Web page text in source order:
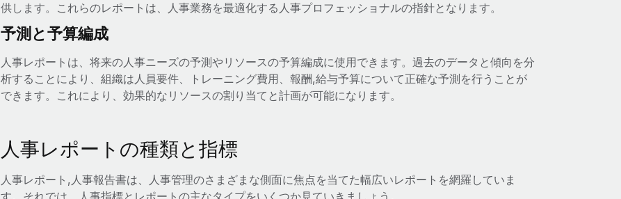
供します。これらのレポートは、人事業務を最適化する人事プロフェッショナルの指針となります。
予測と予算編成
人事レポートは、将来の人事ニーズの予測やリソースの予算編成に使用できます。過去のデータと傾向を分
析することにより、組織は人員要件、トレーニング費用、報酬,給与予算について正確な予測を行うことが
できます。これにより、効果的なリソースの割り当てと計画が可能になります。
人事レポートの種類と指標
人事レポート,人事報告書は、人事管理のさまざまな側面に焦点を当てた幅広いレポートを網羅していま
す。それでは、人事指標とレポートの主なタイプをいくつか見ていきましょう。